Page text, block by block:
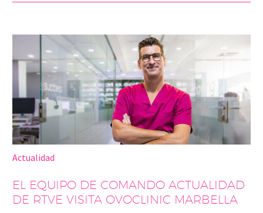
Actualidad
EL EQUIPO DE COMANDO ACTUALIDAD
DE RTVE VISITA OVOCLINIC MARBELLA